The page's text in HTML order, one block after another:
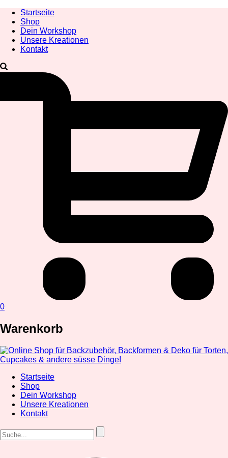
Startseite
Shop
Dein Workshop
Unsere Kreationen
Kontakt
0
Warenkorb
Startseite
Shop
Dein Workshop
Unsere Kreationen
Kontakt